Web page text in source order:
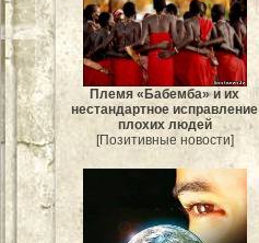
Племя «Бабемба» и их
нестандартное исправление
плохих людей
[Позитивные новости]